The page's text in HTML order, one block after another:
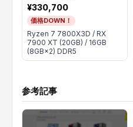
¥330,700
価格DOWN！
Ryzen 7 7800X3D / RX
7900 XT (20GB) / 16GB
(8GB×2) DDR5
参考記事